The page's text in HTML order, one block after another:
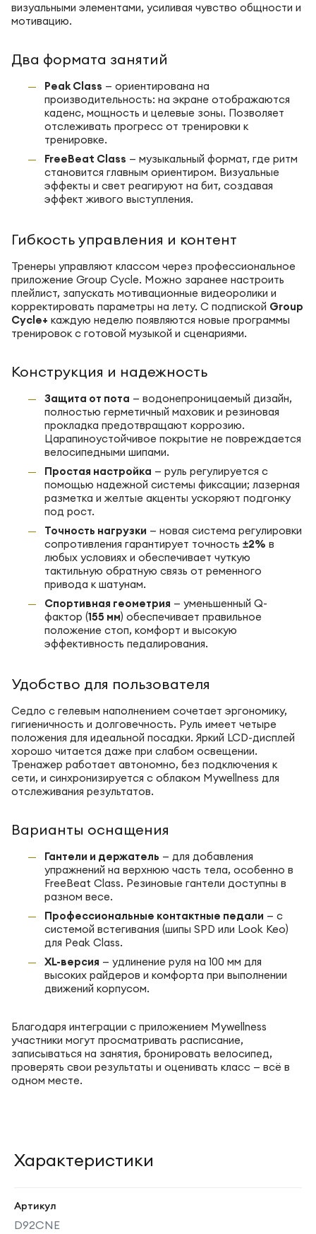
визуальными элементами, усиливая чувство общности и
мотивацию.
Два формата занятий
Peak Class — ориентирована на
производительность: на экране отображаются
каденс, мощность и целевые зоны. Позволяет
отслеживать прогресс от тренировки к
тренировке.
FreeBeat Class — музыкальный формат, где ритм
становится главным ориентиром. Визуальные
эффекты и свет реагируют на бит, создавая
эффект живого выступления.
Гибкость управления и контент
Тренеры управляют классом через профессиональное
приложение Group Cycle. Можно заранее настроить
плейлист, запускать мотивационные видеоролики и
корректировать параметры на лету. С подпиской Group
Cycle+ каждую неделю появляются новые программы
тренировок с готовой музыкой и сценариями.
Конструкция и надежность
Защита от пота — водонепроницаемый дизайн,
полностью герметичный маховик и резиновая
прокладка предотвращают коррозию.
Царапиноустойчивое покрытие не повреждается
велосипедными шипами.
Простая настройка — руль регулируется с
помощью надежной системы фиксации; лазерная
разметка и желтые акценты ускоряют подгонку
под рост.
Точность нагрузки — новая система регулировки
сопротивления гарантирует точность ±2% в
любых условиях и обеспечивает чуткую
тактильную обратную связь от ременного
привода к шатунам.
Спортивная геометрия — уменьшенный Q-
фактор (155 мм) обеспечивает правильное
положение стоп, комфорт и высокую
эффективность педалирования.
Удобство для пользователя
Седло с гелевым наполнением сочетает эргономику,
гигиеничность и долговечность. Руль имеет четыре
положения для идеальной посадки. Яркий LCD-дисплей
хорошо читается даже при слабом освещении.
Тренажер работает автономно, без подключения к
сети, и синхронизируется с облаком Mywellness для
отслеживания результатов.
Варианты оснащения
Гантели и держатель — для добавления
упражнений на верхнюю часть тела, особенно в
FreeBeat Class. Резиновые гантели доступны в
разном весе.
Профессиональные контактные педали — с
системой встегивания (шипы SPD или Look Keo)
для Peak Class.
XL-версия — удлинение руля на 100 мм для
высоких райдеров и комфорта при выполнении
движений корпусом.
Благодаря интеграции с приложением Mywellness
участники могут просматривать расписание,
записываться на занятия, бронировать велосипед,
проверять свои результаты и оценивать класс — всё в
одном месте.
Характеристики
Артикул
D92CNE